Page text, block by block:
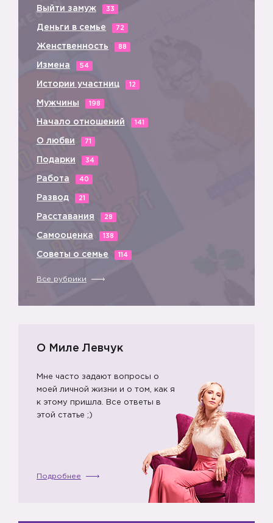
🔽
Выйти замуж 33
Деньги в семье 72
Женственность 88
Измена 54
Истории участниц 12
Мужчины 198
Начало отношений 141
О любви 71
Подарки 34
Работа 40
Развод 21
Расставания 28
Самооценка 138
Советы о семье 114
Все рубрики
О Миле Левчук
Мне часто задают вопросы о
моей личной жизни и о том, как я
к этому пришла. Все ответы в
этой статье ;)
Подробнее